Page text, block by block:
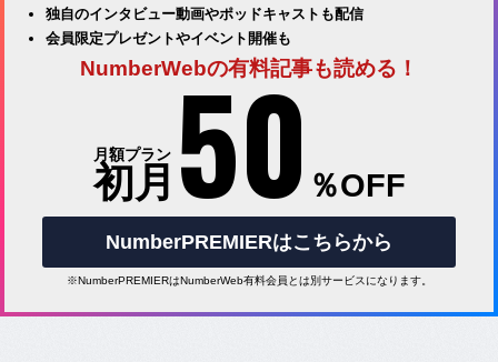
独自のインタビュー動画やポッドキャストも配信
会員限定プレゼントやイベント開催も
NumberWebの有料記事も読める！
月額プラン
初月 50 ％OFF
NumberPREMIERはこちらから
※NumberPREMIERはNumberWeb有料会員とは別サービスになります。